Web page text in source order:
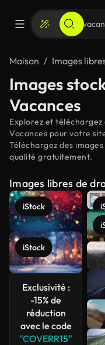
Maison Images
Images
Vacances
Explorez et téléchargez
Vacances pour votre
Téléchargez des
qualité gratuitement.
Images libres de
iStock
iStock
Exclusivité :
-15% de
réduction
avec le code
"COVERR15"